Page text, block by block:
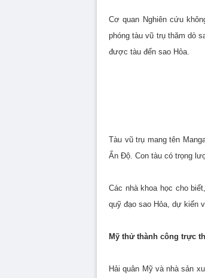
Cơ quan Nghiên cứu
phóng tàu vũ trụ thăm dò
được tàu đến sao Hỏa.
Tàu vũ trụ mang tên
Ấn Độ. Con tàu có trọng
Các nhà khoa học cho
quỹ đạo sao Hỏa, dự kiến
Mỹ thử thành công trực
Hải quân Mỹ và nhà sản